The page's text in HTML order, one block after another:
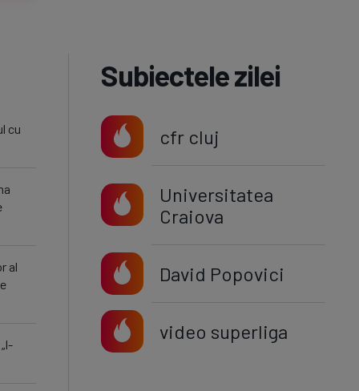
cu
al
Subiectele zilei
cfr cluj
Universitatea
Craiova
David Popovici
video superliga